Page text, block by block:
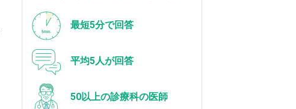
最短5分で回答
平均5人が回答
50以上の診療科の医師